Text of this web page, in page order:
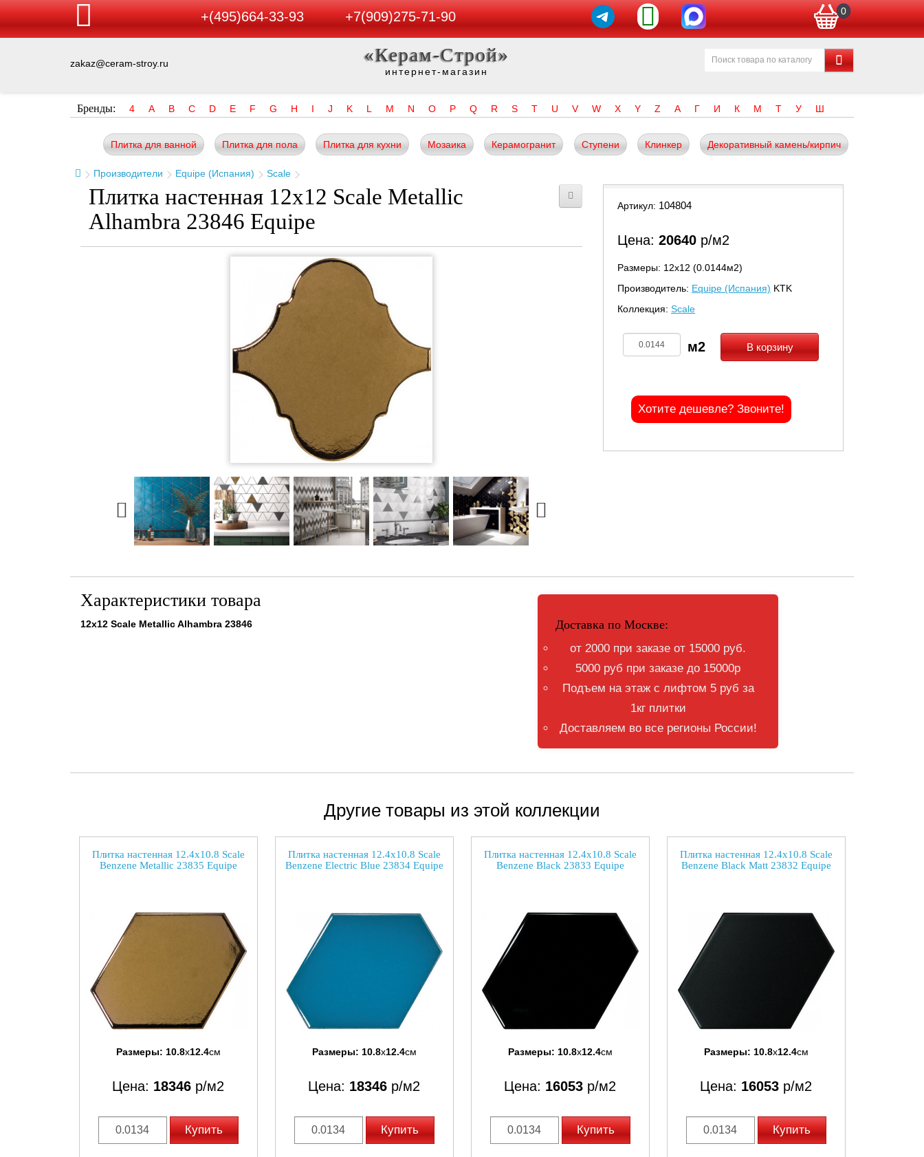
+(495)664-33-93 +7(909)275-71-90 0
zakaz@ceram-stroy.ru «Керам-Строй»
интернет-магазин
Бренды: 4 A B C D E F G H I J K L M N O P Q R S T U V W X Y Z А Г И К М Т У Ш
Плитка для ванной Плитка для пола Плитка для кухни Мозаика Керамогранит Ступени Клинкер Декоративный камень/кирпич
Производители Equipe (Испания) Scale
Плитка настенная 12x12 Scale Metallic
Alhambra 23846 Equipe
Артикул: 104804
Цена: 20640 р/м2
Размеры: 12х12 (0.0144м2)
Производитель: Equipe (Испания) KTK
Коллекция: Scale
В корзину
Хотите дешевле? Звоните!
Характеристики товара
12x12 Scale Metallic Alhambra 23846 Доставка по Москве:
от 2000 при заказе от 15000 руб.
5000 руб при заказе до 15000р
Подъем на этаж с лифтом 5 руб за
1кг плитки
Доставляем во все регионы России!
Другие товары из этой коллекции
Плитка настенная 12.4x10.8 Scale
Benzene Metallic 23835 Equipe
Размеры: 10.8x12.4см
Цена: 18346 р/м2
Купить
Плитка настенная 12.4x10.8 Scale
Benzene Electric Blue 23834 Equipe
Размеры: 10.8x12.4см
Цена: 18346 р/м2
Купить
Плитка настенная 12.4x10.8 Scale
Benzene Black 23833 Equipe
Размеры: 10.8x12.4см
Цена: 16053 р/м2
Купить
Плитка настенная 12.4x10.8 Scale
Benzene Black Matt 23832 Equipe
Размеры: 10.8x12.4см
Цена: 16053 р/м2
Купить